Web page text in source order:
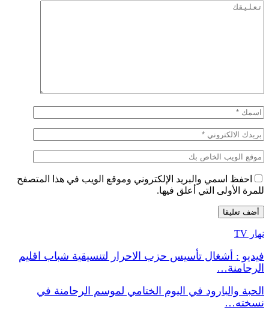
احفظ اسمي والبريد الإلكتروني وموقع الويب في هذا المتصفح
للمرة الأولى التي أعلق فيها.
نهار TV
فيديو : أشغال تأسيس حزب الاحرار لتنسيقية شباب اقليم
الرحامنة…
الحبة والبارود في اليوم الختامي لموسم الرحامنة في
نسخته…